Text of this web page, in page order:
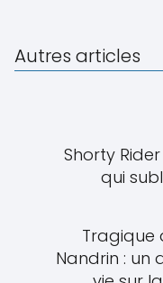
Autres articles
Shorty
qui
Tragique
Nandrin : un